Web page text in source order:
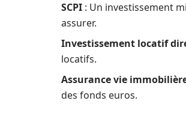
SCPI : Un investissement
assurer.
Investissement locatif
locatifs.
Assurance vie
des fonds euros.